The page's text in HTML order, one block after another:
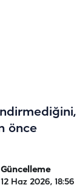
önce
Güncelleme
12 Haz 2026, 18:56